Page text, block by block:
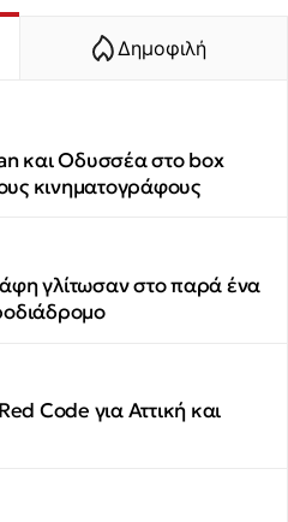
Δημοφιλή
και Οδυσσέα στο box
κινηματογράφους
γλίτωσαν στο παρά ένα
Code για Αττική και